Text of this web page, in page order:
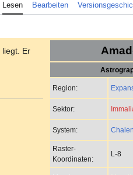
Lesen Bearbeiten
Region:
Sektor:
System:
Raster-
Koordinaten:
L-8
liegt. Er